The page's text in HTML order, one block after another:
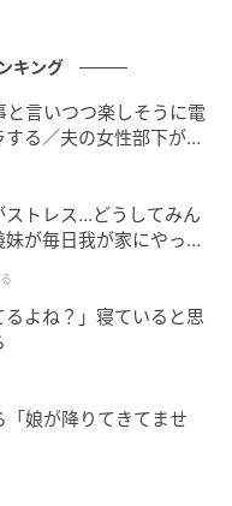
CMソングとしての
持つ「キレ」と「コ
。そのフィジカル
媒体で見事に再現し
るたび、私たちは身
くなるような感覚に
力そのものが、リス
いた証左といえる。
ムが刻んだ軌跡
キング
言いつつ楽しそうに電
る／夫の女性部下が気
ストレス…どうしてみん
が毎日我が家にやって
よね？」寝ていると思
娘が降りてきてませ